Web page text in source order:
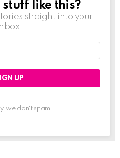
stuff like this?
straight into your
we don't spam